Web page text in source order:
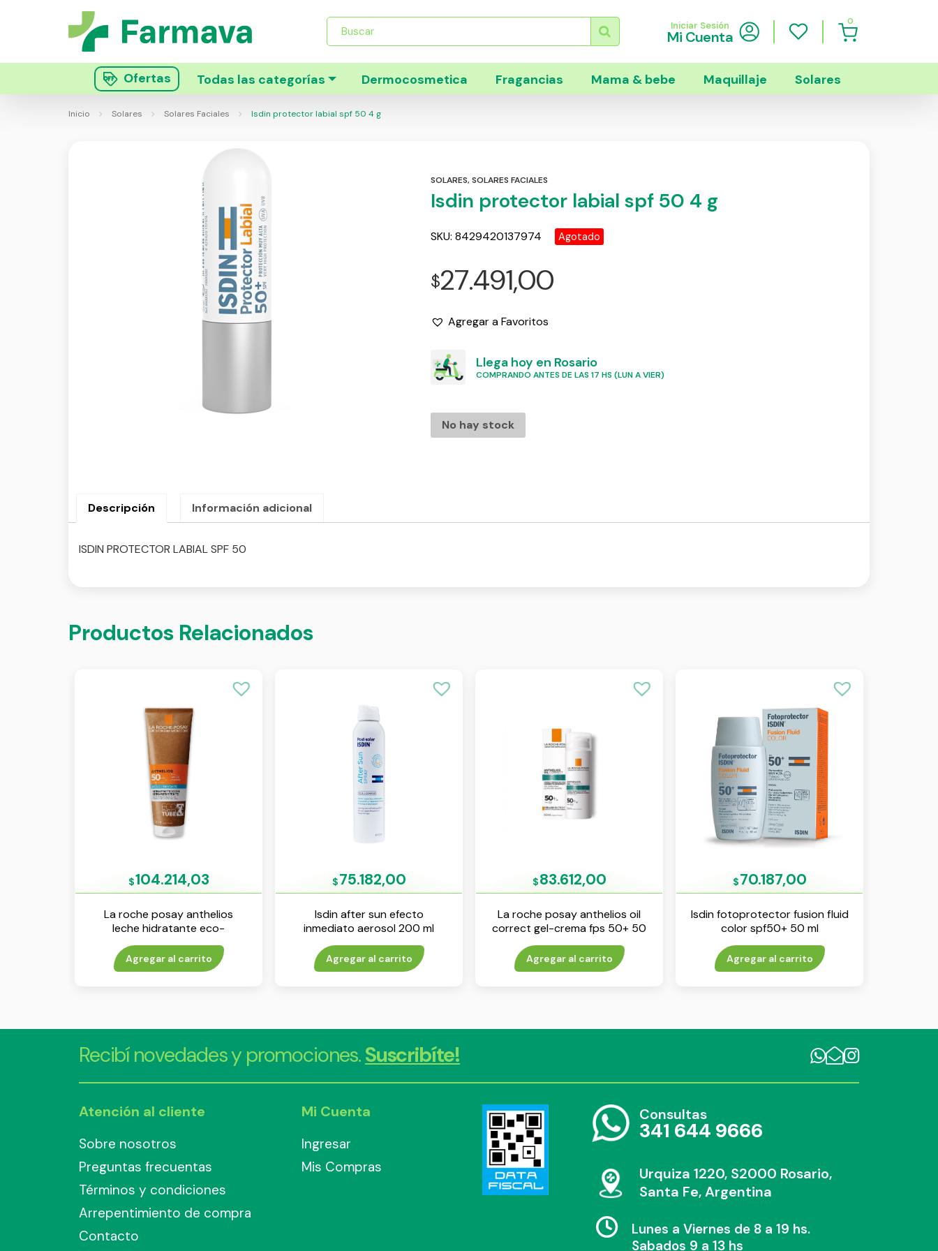
Búsqueda
productos
Iniciar Sesión
Mi Cuenta
0
Ofertas Todas las categorías Dermocosmetica Fragancias Mama & bebe Maquillaje Solares
Inicio Solares Solares Faciales Isdin protector labial spf 50 4 g
SOLARES,SOLARES FACIALES
Isdin protector labial spf 50 4 g
SKU:8429420137974 Agotado
$27.491,00
Agregar a Favoritos
Llega hoy en Rosario
COMPRANDO ANTES DE LAS 17 HS (LUN A VIER)
No hay stock
Descripción Información adicional
ISDIN PROTECTOR LABIAL SPF 50
Productos Relacionados
$104.214,03
La roche posay anthelios
leche hidratante eco-
consciente fps 50+ 250 ml
Agregar al carrito
$75.182,00
Isdin after sun efecto
inmediato aerosol 200 ml
Agregar al carrito
$83.612,00
La roche posay anthelios oil
correct gel-crema fps 50+ 50
ml
Agregar al carrito
$70.187,00
Isdin fotoprotector fusion fluid
color spf50+ 50 ml
Agregar al carrito
Recibí novedades y promociones.Suscribíte!
Atención al cliente
Sobre nosotros
Preguntas frecuentas
Términos y condiciones
Arrepentimiento de compra
Contacto
Mi Cuenta
Ingresar
Mis Compras
Consultas
341 644 9666
Urquiza 1220, S2000 Rosario,
Santa Fe, Argentina
Lunes a Viernes de 8 a 19 hs.
Sabados 9 a 13 hs